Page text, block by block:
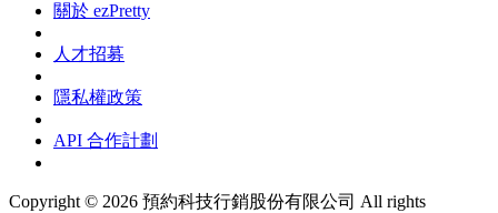
關於 ezPretty
人才招募
隱私權政策
API 合作計劃
Copyright © 2026 預約科技行銷股份有限公司 All rights